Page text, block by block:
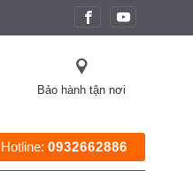
Bảo hành tận nơi
Hotline:0932662886